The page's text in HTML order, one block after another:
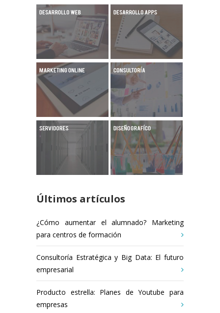
Últimos artículos
¿Cómo aumentar el alumnado? Marketing
para centros de formación
Consultoría Estratégica y Big Data: El futuro
empresarial
Producto estrella: Planes de Youtube para
empresas